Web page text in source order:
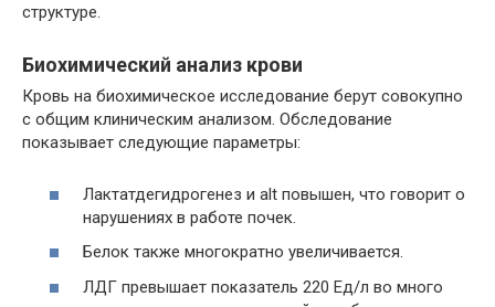
структуре.
Биохимический анализ крови
Кровь на биохимическое исследование берут совокупно
с общим клиническим анализом. Обследование
показывает следующие параметры:
Лактатдегидрогенез и alt повышен, что говорит о
нарушениях в работе почек.
Белок также многократно увеличивается.
ЛДГ превышает показатель 220 Ед/л во много